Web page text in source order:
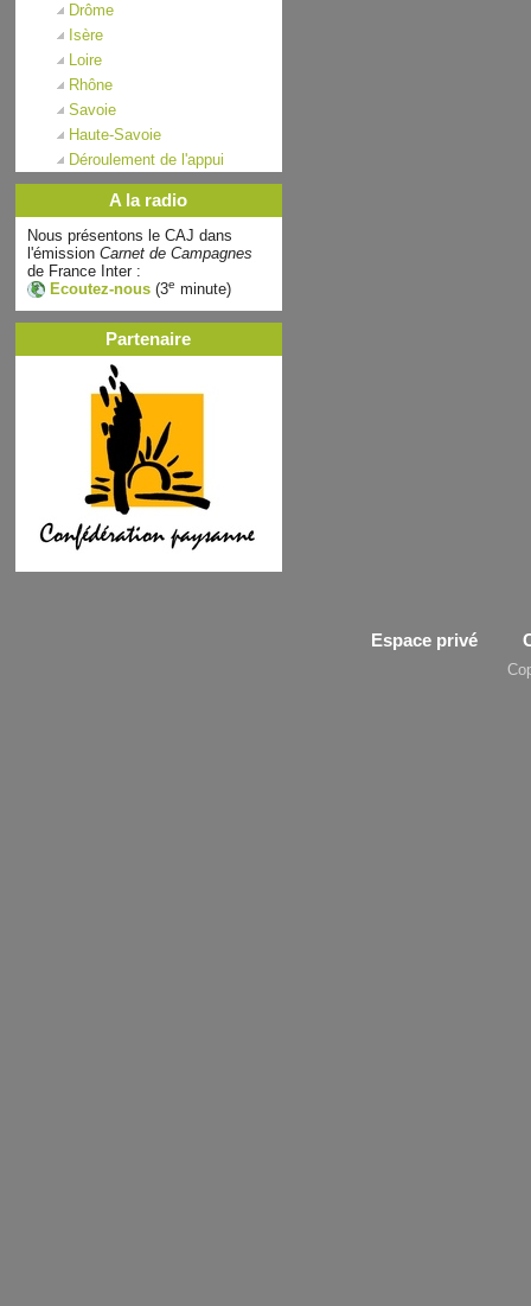
Drôme
Isère
Loire
Rhône
Savoie
Haute-Savoie
Déroulement de l'appui
A la radio
Nous présentons le CAJ dans
l'émission Carnet de Campagnes
de France Inter :
Ecoutez-nous(3e minute)
Partenaire
Espace privé